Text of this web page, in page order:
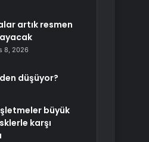
artık resmen
8, 2026
düşüyor?
büyük
karşı